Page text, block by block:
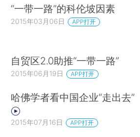
“一带一路”的科伦坡因素
2015年03月06日 APP打开
自贸区2.0助推“一带一路”
2015年06月19日 APP打开
哈佛学者看中国企业“走出去”
2015年07月16日 APP打开